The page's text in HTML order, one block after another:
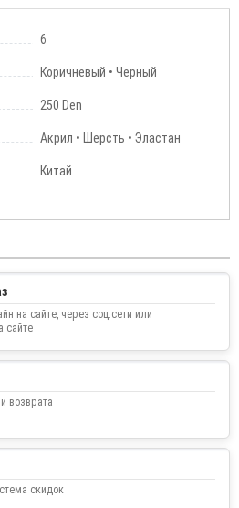
6
Коричневый • Черный
250 Den
Акрил • Шерсть • Эластан
Китай
на сайте, через соц.сети или
сайте
возврата
скидок